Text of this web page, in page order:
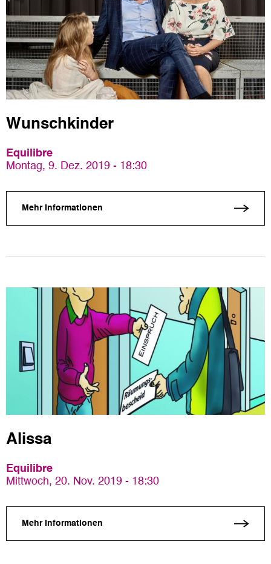
Wunschkinder
Equilibre
Montag, 9. Dez. 2019 - 18:30
Mehr Informationen
Alissa
Equilibre
Mittwoch, 20. Nov. 2019 - 18:30
Mehr Informationen